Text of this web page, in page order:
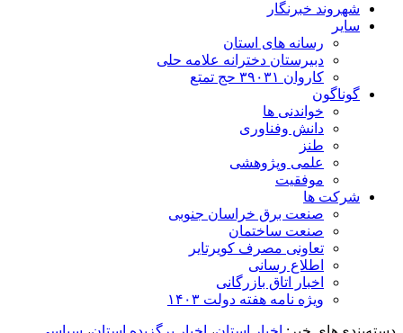
شهروند خبرنگار
سایر
رسانه های استان
دبیرستان دخترانه علامه حلی
کاروان ۳۹۰۳۱ حج تمتع
گوناگون
خواندنی ها
دانش وفناوری
طنز
علمی وپژوهشی
موفقیت
شرکت ها
صنعت برق خراسان جنوبی
صنعت ساختمان
تعاونی مصرف کویرتایر
اطلاع رسانی
اخبار اتاق بازرگانی
ویژه نامه هفته دولت ۱۴۰۳